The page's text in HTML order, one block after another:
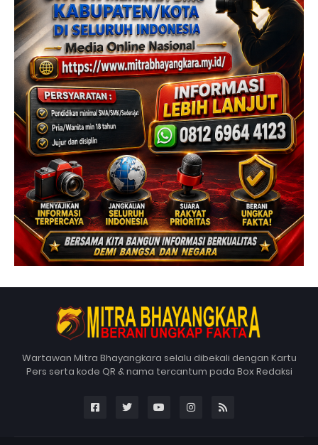
Wartawan Mitra Bhayangkara selalu dibekali dengan Kartu
Pers serta kode QR & nama tercantum pada Box Redaksi